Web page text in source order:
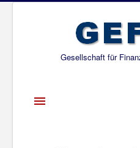
Gesellschaft für
Toggle